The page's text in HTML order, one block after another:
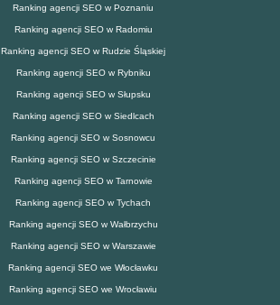
Ranking agencji SEO w Poznaniu
Ranking agencji SEO w Radomiu
Ranking agencji SEO w Rudzie Śląskiej
Ranking agencji SEO w Rybniku
Ranking agencji SEO w Słupsku
Ranking agencji SEO w Siedlcach
Ranking agencji SEO w Sosnowcu
Ranking agencji SEO w Szczecinie
Ranking agencji SEO w Tarnowie
Ranking agencji SEO w Tychach
Ranking agencji SEO w Wałbrzychu
Ranking agencji SEO w Warszawie
Ranking agencji SEO we Włocławku
Ranking agencji SEO we Wrocławiu